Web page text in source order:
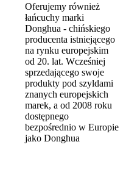
Oferujemy również
łańcuchy marki
Donghua - chińskiego
producenta istniejącego
na rynku europejskim
od 20. lat. Wcześniej
sprzedającego swoje
produkty pod szyldami
znanych europejskich
marek, a od 2008 roku
dostępnego
bezpośrednio w Europie
jako Donghua